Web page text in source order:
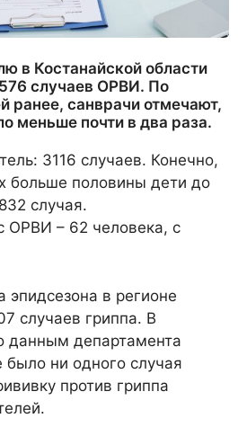
в Костанайской области
случаев ОРВИ. По
ранее, санврачи отмечают,
меньше почти в два раза.
3116 случаев. Конечно,
больше половины дети до
случая.
ОРВИ – 62 человека, с
эпидсезона в регионе
случаев гриппа. В
данным департамента
было ни одного случая
против гриппа